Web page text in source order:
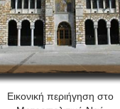
Εικονική περιήγηση στο